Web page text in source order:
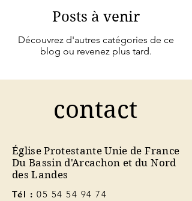
Posts à venir
Découvrez d'autres catégories de ce
blog ou revenez plus tard.
contact
Église Protestante Unie de France
Du Bassin d'Arcachon et du Nord
des Landes
Tél : 05 54 54 94 74